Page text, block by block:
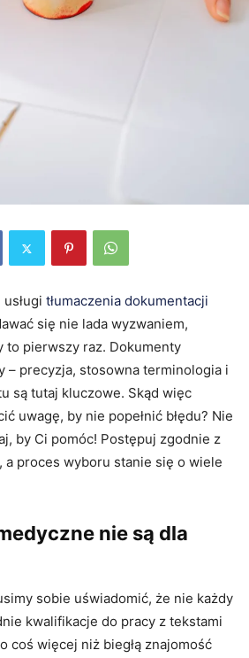
tłumaczenia dokumentacji
się nie lada wyzwaniem,
to pierwszy raz. Dokumenty
– precyzja, stosowna terminologia i
są tutaj kluczowe. Skąd więc
uwagę, by nie popełnić błędu? Nie
by Ci pomóc! Postępuj zgodnie z
a proces wyboru stanie się o wiele
nie są dla
sobie uświadomić, że nie każdy
kwalifikacje do pracy z tekstami
coś więcej niż biegłą znajomość